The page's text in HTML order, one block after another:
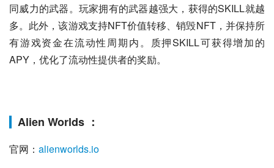
同威力的武器。玩家拥有的武器越强大，获得的SKILL就越
多。此外，该游戏支持NFT价值转移、销毁NFT，并保持所
有游戏资金在流动性周期内。质押SKILL可获得增加的
APY，优化了流动性提供者的奖励。
Alien Worlds ：
官网： alienworlds.io